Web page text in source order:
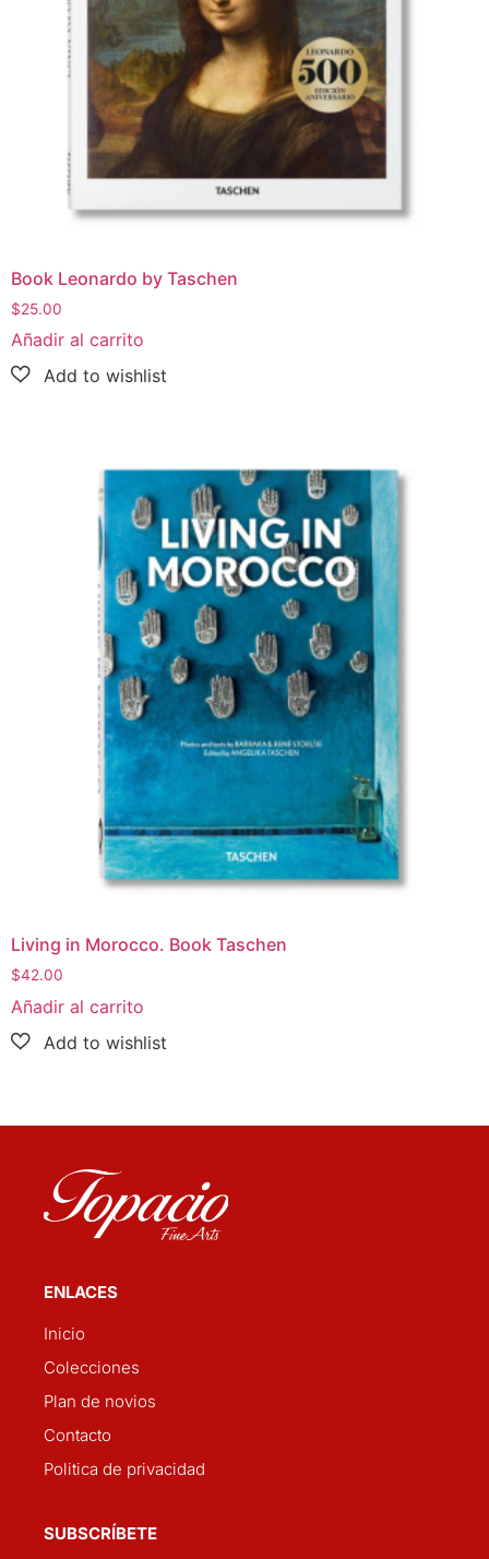
Book Leonardo by Taschen
$25.00
Añadir al carrito
Living in Morocco. Book Taschen
$42.00
Añadir al carrito
ENLACES
Inicio
Colecciones
Plan de novios
Contacto
Politica de privacidad
SUBSCRÍBETE